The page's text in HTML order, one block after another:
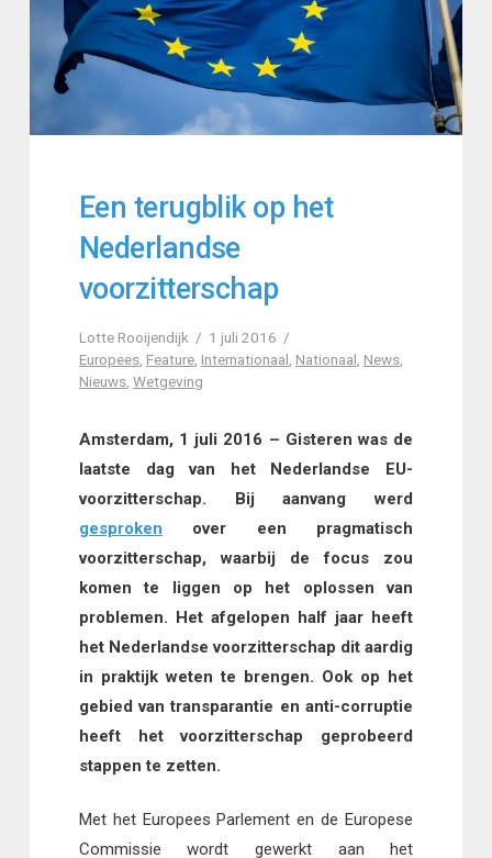
Een terugblik op het
Nederlandse
voorzitterschap
Lotte Rooijendijk
1 juli 2016
Europees, Feature, Internationaal Nationaal News,
Nieuws, Wetgeving
Amsterdam, 1 juli 2016 – Gisteren was de
laatste dag van het Nederlandse EU-
voorzitterschap. Bij aanvang werd
gesproken over een pragmatisch
voorzitterschap, waarbij de focus zou
komen te liggen op het oplossen van
problemen. Het afgelopen half jaar heeft
het Nederlandse voorzitterschap dit aardig
in praktijk weten te brengen. Ook op het
gebied van transparantie en anti-corruptie
heeft het voorzitterschap geprobeerd
stappen te zetten.
Met het Europees Parlement en de Europese
Commissie wordt gewerkt aan het